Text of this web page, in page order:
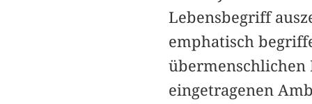
Lebensbegriff
emphatisch
übermenschlichen
eingetragenen